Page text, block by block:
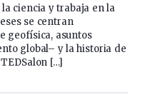
ciencia y trabaja en la
se centran
geofísica, asuntos
global– y la historia de
[…]